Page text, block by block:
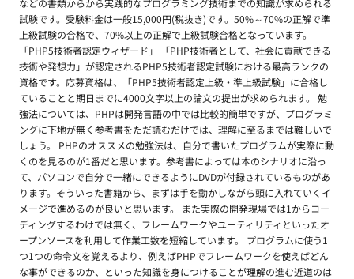
などの書類からから実践的なプログラミング技術までの知識が求められる
試験です。受験料金は一般15,000円(税抜き)です。50%～70%の正解で準
上級試験の合格で、70%以上の正解で上級試験合格となっています。
「PHP5技術者認定ウィザード」 「PHP技術者として、社会に貢献できる
技術や発想力」が認定されるPHP5技術者認定試験における最高ランクの
資格です。応募資格は、「PHP5技術者認定上級・準上級試験」に合格し
ていることと期日までに4000文字以上の論文の提出が求められます。 勉
強法については、PHPは開発言語の中では比較的簡単ですが、プログラミ
ングに下地が無く参考書をただ読むだけでは、理解に至るまでは難しいで
しょう。 PHPのオススメの勉強法は、自分で書いたプログラムが実際に動
くのを見るのが1番だと思います。参考書によっては本のシナリオに沿っ
て、パソコンで自分で一緒にできるようにDVDが付録されているものがあ
ります。そういった書籍から、まずは手を動かしながら頭に入れていくイ
メージで進めるのが良いと思います。 また実際の開発現場では1からコー
ディングするわけでは無く、フレームワークやユーティリティといったオ
ープンソースを利用して作業工数を短縮しています。 プログラムに使う1
つ1つの命令文を覚えるより、例えばPHPでフレームワークを使えばどん
な事ができるのか、といった知識を身につけることが理解の進む近道のは